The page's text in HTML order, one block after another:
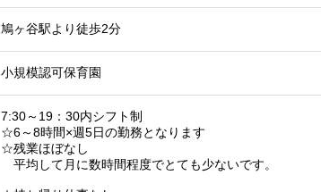
鳩ヶ谷駅より徒歩2分
小規模認可保育園
7:30～19：30内シフト制
☆6～8時間×週5日の勤務となります
☆残業ほぼなし
平均して月に数時間程度でとても少ないです。